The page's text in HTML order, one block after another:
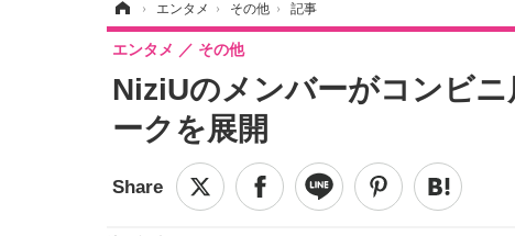
› エンタメ › その他 › 記事
NiziUのメンバーがコンビ
ークを展開
エンタメ その他